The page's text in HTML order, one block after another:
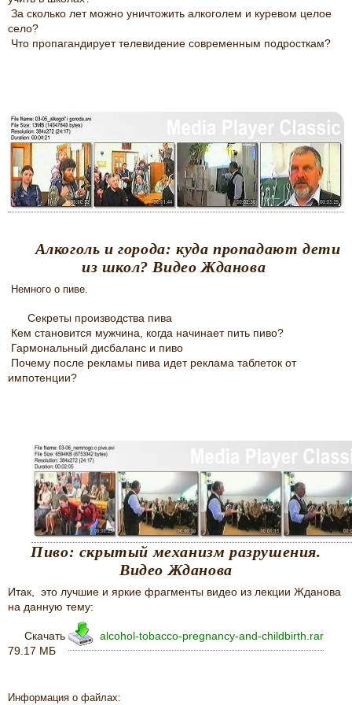
За сколько лет можно уничтожить алкоголем и куревом целое
село?
Что пропагандирует телевидение современным подросткам?
Алкоголь и города: куда пропадают дети
из школ? Видео Жданова
Немного о пиве.
Секреты производства пива
Кем становится мужчина, когда начинает пить пиво?
Гармональный дисбаланс и пиво
Почему после рекламы пива идет реклама таблеток от
импотенции?
Пиво: скрытый механизм разрушения.
Видео Жданова
Итак, это лучшие и яркие фрагменты видео из лекции Жданова
на данную тему:
Скачать
alcohol-tobacco-pregnancy-and-childbirth.rar
79.17 МБ
Информация о файлах: